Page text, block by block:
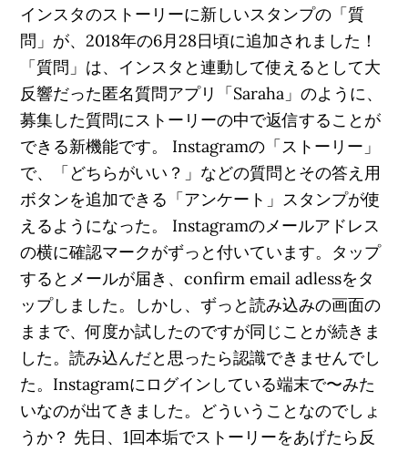
インスタのストーリーに新しいスタンプの「質
問」が、2018年の6月28日頃に追加されました！
「質問」は、インスタと連動して使えるとして大
反響だった匿名質問アプリ「Saraha」のように、
募集した質問にストーリーの中で返信することが
できる新機能です。 Instagramの「ストーリー」
で、「どちらがいい？」などの質問とその答え用
ボタンを追加できる「アンケート」スタンプが使
えるようになった。 Instagramのメールアドレス
の横に確認マークがずっと付いています。タップ
するとメールが届き、confirm email adlessをタ
ップしました。しかし、ずっと読み込みの画面の
ままで、何度か試したのですが同じことが続きま
した。読み込んだと思ったら認識できませんでし
た。Instagramにログインしている端末で〜みた
いなのが出てきました。どういうことなのでしょ
うか？ 先日、1回本垢でストーリーをあげたら反